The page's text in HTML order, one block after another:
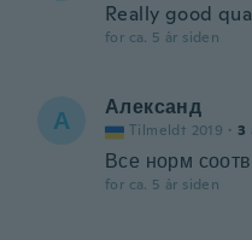
Really good
for ca. 5 år siden
А Александ
Tilmeldt 2019 · 3
Все норм
for ca. 5 år siden